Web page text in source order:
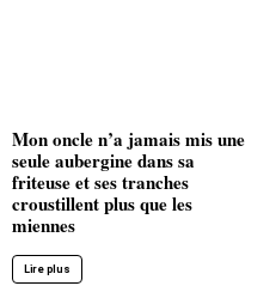
Mon oncle n’a jamais mis une
seule aubergine dans sa
friteuse et ses tranches
croustillent plus que les
miennes
Lire plus